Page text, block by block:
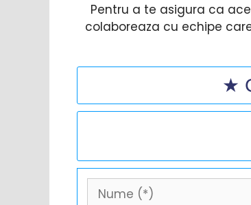
Pentru a te asigura ca
colaboreaza cu echipe
★